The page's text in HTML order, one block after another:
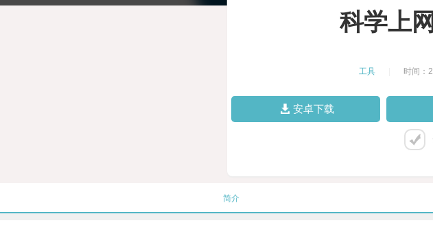
科学上
工具 时间：
安卓下载
简介